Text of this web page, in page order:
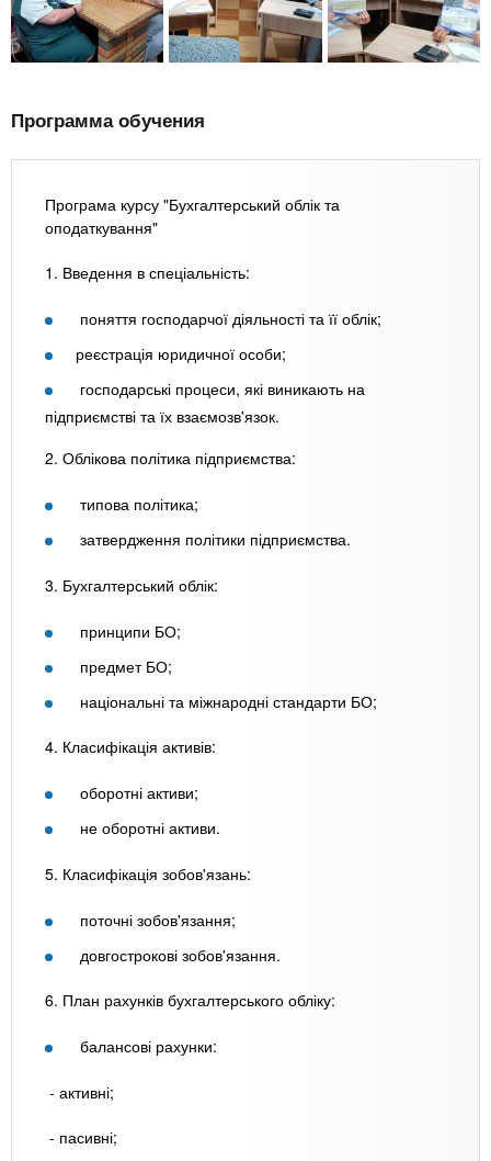
Программа обучения
Програма курсу "Бухгалтерський облік та
оподаткування"
1. Введення в спеціальність:
поняття господарчої діяльності та її облік;
реєстрація юридичної особи;
господарські процеси, які виникають на
підприємстві та їх взаємозв'язок.
2. Облікова політика підприємства:
типова політика;
затвердження політики підприємства.
3. Бухгалтерський облік:
принципи БО;
предмет БО;
національні та міжнародні стандарти БО;
4. Класифікація активів:
оборотні активи;
не оборотні активи.
5. Класифікація зобов'язань:
поточні зобов'язання;
довгострокові зобов'язання.
6. План рахунків бухгалтерського обліку:
балансові рахунки:
- активні;
- пасивні;